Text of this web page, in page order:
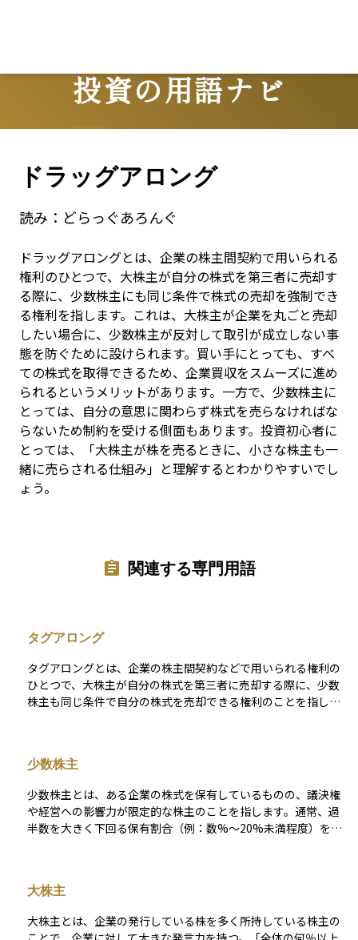
投資の用語ナビ
Terms
ドラッグアロング
読み： どらっぐあろんぐ
ドラッグアロングとは、企業の株主間契約で用いられる
権利のひとつで、大株主が自分の株式を第三者に売却す
る際に、少数株主にも同じ条件で株式の売却を強制でき
る権利を指します。これは、大株主が企業を丸ごと売却
したい場合に、少数株主が反対して取引が成立しない事
態を防ぐために設けられます。買い手にとっても、すべ
ての株式を取得できるため、企業買収をスムーズに進め
られるというメリットがあります。一方で、少数株主に
とっては、自分の意思に関わらず株式を売らなければな
らないため制約を受ける側面もあります。投資初心者に
とっては、「大株主が株を売るときに、小さな株主も一
緒に売らされる仕組み」と理解するとわかりやすいでし
ょう。
関連する専門用語
タグアロング
タグアロングとは、企業の株主間契約などで用いられる権利の
ひとつで、大株主が自分の株式を第三者に売却する際に、少数
株主も同じ条件で自分の株式を売却できる権利のことを指しま
れば、大株主が株を売るときに、少数株主も一緒に「便乗」し
て売却でき、公平性が保たれるのです。投資初心者にとって
は、「大株主が株を売るときに、小さな株主も同じ条件で売れ
るように守ってくれる仕組み」と理解するとわかりやすいでし
ょう。
少数株主
少数株主とは、ある企業の株式を保有しているものの、議決権
や経営への影響力が限定的な株主のことを指します。通常、過
半数を大きく下回る保有割合（例：数%〜20%未満程度）を持
数株主の権利保護が重視されており、会社法などには「少数株
主権」と呼ばれる制度が設けられています。これは、不正な経
営や自己利益のための経営を抑止するために重要な仕組みで
大株主
大株主とは、企業の発行している株を多く所持している株主の